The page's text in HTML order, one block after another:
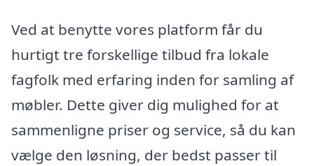
Ved at benytte vores platform får du
hurtigt tre forskellige tilbud fra lokale
fagfolk med erfaring inden for samling af
møbler. Dette giver dig mulighed for at
sammenligne priser og service, så du kan
vælge den løsning, der bedst passer til